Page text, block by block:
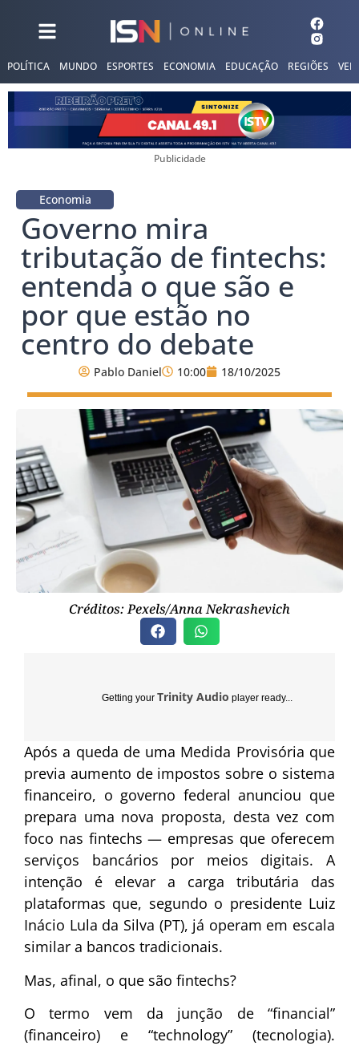
POLÍTICA MUNDO ESPORTES ECONOMIA EDUCAÇÃO REGIÕES
Publicidade
Economia
Governo mira
tributação de fintechs:
entenda o que são e
por que estão no
centro do debate
Pablo Daniel 10:00 18/10/2025
Créditos: Pexels/Anna Nekrashevich
Getting your Trinity Audio player ready...
Após a queda de uma Medida Provisória que
previa aumento de impostos sobre o sistema
financeiro, o governo federal anunciou que
prepara uma nova proposta, desta vez com
foco nas fintechs — empresas que oferecem
serviços bancários por meios digitais. A
intenção é elevar a carga tributária das
plataformas que, segundo o presidente Luiz
Inácio Lula da Silva (PT), já operam em escala
similar a bancos tradicionais.
Mas, afinal, o que são fintechs?
O termo vem da junção de “financial”
(financeiro) e “technology” (tecnologia).